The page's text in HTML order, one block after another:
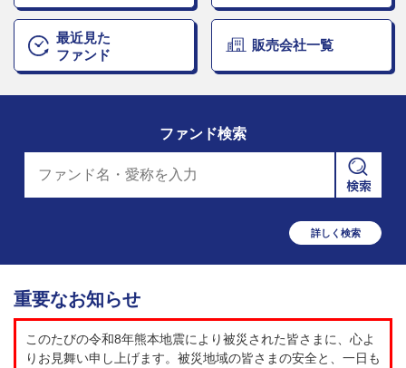
最近見た
ファンド
販売会社一覧
ファンド検索
詳しく検索
重要なお知らせ
このたびの令和8年熊本地震により被災された皆さまに、心よ
りお見舞い申し上げます。被災地域の皆さまの安全と、一日も